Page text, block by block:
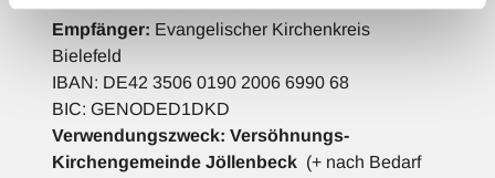
Empfänger: Evangelischer Kirchenkreis
Bielefeld
IBAN: DE42 3506 0190 2006 6990 68
BIC: GENODED1DKD
Verwendungszweck: Versöhnungs-
Kirchengemeinde Jöllenbeck (+ nach Bedarf